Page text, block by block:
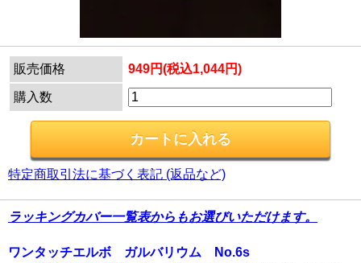
販売価格 949円(税込1,044円)
購入数
特定商取引法に基づく表記 (返品など)
ラッキングカバー一覧表からもお選びいただけます。
ワンタッチエルボ ガルバリウム No.6s